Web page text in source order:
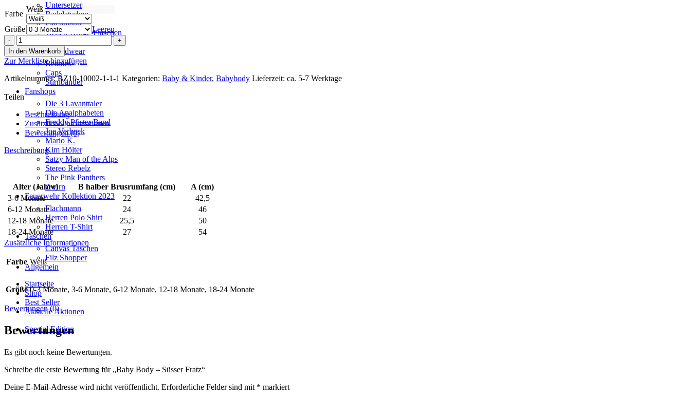
Untersetzer
Badelatschen
Flachmann
Tassen-Krüge-Flaschen
Caps & Headwear
Beanies
Caps
Stirnbänder
Fanshops
Die 3 Lavanttaler
Die Analphabeten
Freddy Pfister Band
Joe Verbeek
Mario K.
Kim Hölter
Satzy Man of the Alps
Stereo Rebelz
The Pink Panthers
Zwirn
Feuerwehr Kollektion 2023
Flachmann
Herren Polo Shirt
Herren T-Shirt
Taschen
Canvas Taschen
Filz Shopper
Allgemein
Startseite
Shop
Best Seller
Aktuelle Aktionen
Special Edition
Farbe
Weiß
Größe
Leeren
Baby
Body
–
Süsser
Fratz
Menge
In den Warenkorb
Zur Merkliste hinzufügen
Artikelnummer:BZ10-10002-1-1-1 Kategorien: Baby & Kinder, Babybody Lieferzeit: ca. 5-7 Werktage
Teilen
Beschreibung
Zusätzliche Informationen
Bewertungen (0)
Beschreibung
Alter (Jahre) B halber Brusrumfang (cm)
A (cm)
3-6 Monate
22
42,5
6-12 Monate
24
46
12-18 Monate
25,5
50
18-24 Monate
27
54
Zusätzliche Informationen
Farbe Weiß
Größe 0-3 Monate, 3-6 Monate, 6-12 Monate, 12-18 Monate, 18-24 Monate
Bewertungen (0)
Bewertungen
Es gibt noch keine Bewertungen.
Schreibe die erste Bewertung für „Baby Body – Süsser Fratz“
Deine E-Mail-Adresse wird nicht veröffentlicht. Erforderliche Felder sind mit * markiert